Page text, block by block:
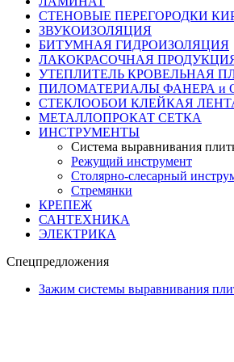
СТЕНОВЫЕ ПЕРЕГОРОДКИ
ЗВУКОИЗОЛЯЦИЯ
БИТУМНАЯ ГИДРОИЗОЛЯЦИЯ
ЛАКОКРАСОЧНАЯ
УТЕПЛИТЕЛЬ КРОВЕЛЬНАЯ
ПИЛОМАТЕРИАЛЫ ФАНЕРА и
СТЕКЛООБОИ КЛЕЙКАЯ
МЕТАЛЛОПРОКАТ СЕТКА
ИНСТРУМЕНТЫ
Система выравнивания
Режущий инструмент
Столярно-слесарный
Стремянки
КРЕПЕЖ
САНТЕХНИКА
ЭЛЕКТРИКА
Спецпредложения
Зажим системы выравнивания